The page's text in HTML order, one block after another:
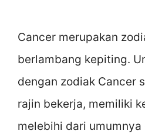
Cancer merupakan
berlambang kepiting.
dengan zodiak Cancer
rajin bekerja, memiliki
melebihi dari